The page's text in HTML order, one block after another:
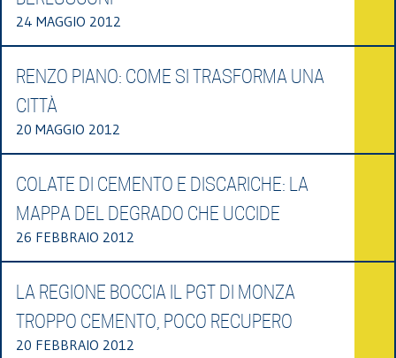
24 MAGGIO 2012
RENZO PIANO: COME SI TRASFORMA UNA
CITTÀ
20 MAGGIO 2012
COLATE DI CEMENTO E DISCARICHE: LA
MAPPA DEL DEGRADO CHE UCCIDE
26 FEBBRAIO 2012
LA REGIONE BOCCIA IL PGT DI MONZA
TROPPO CEMENTO, POCO RECUPERO
20 FEBBRAIO 2012